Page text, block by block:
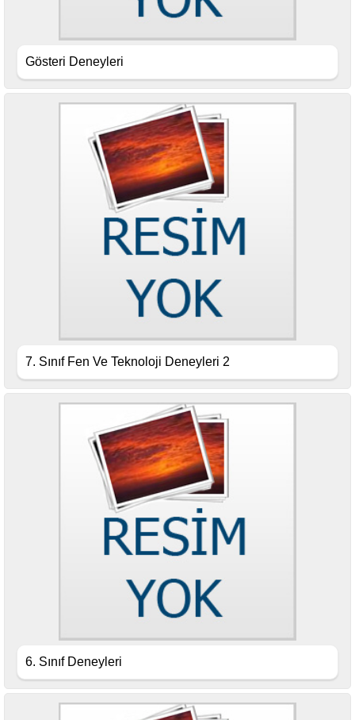
Gösteri Deneyleri
7. Sınıf Fen Ve Teknoloji Deneyleri 2
6. Sınıf Deneyleri